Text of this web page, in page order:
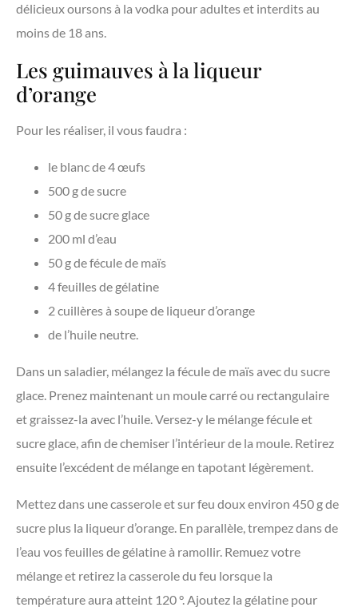
délicieux oursons à la vodka pour adultes et interdits au
moins de 18 ans.
Les guimauves à la liqueur
d’orange
Pour les réaliser, il vous faudra :
le blanc de 4 œufs
500 g de sucre
50 g de sucre glace
200 ml d’eau
50 g de fécule de maïs
4 feuilles de gélatine
2 cuillères à soupe de liqueur d’orange
de l’huile neutre.
Dans un saladier, mélangez la fécule de maïs avec du sucre
glace. Prenez maintenant un moule carré ou rectangulaire
et graissez-la avec l’huile. Versez-y le mélange fécule et
sucre glace, afin de chemiser l’intérieur de la moule. Retirez
ensuite l’excédent de mélange en tapotant légèrement.
Mettez dans une casserole et sur feu doux environ 450 g de
sucre plus la liqueur d’orange. En parallèle, trempez dans de
l’eau vos feuilles de gélatine à ramollir. Remuez votre
mélange et retirez la casserole du feu lorsque la
température aura atteint 120 °. Ajoutez la gélatine pour